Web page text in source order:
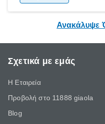
Ανακάλυψε
Σχετικά με εμάς
Η Εταιρεία
Προβολή στο 11888 giaola
Blog